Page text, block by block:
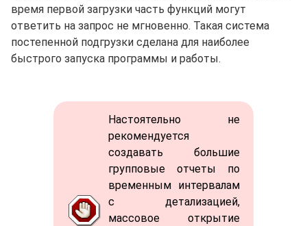
время первой загрузки часть функций могут
ответить на запрос не мгновенно. Такая система
постепенной подгрузки сделана для наиболее
быстрого запуска программы и работы.
Настоятельно не
рекомендуется
создавать большие
групповые отчеты по
временным интервалам
с детализацией,
массовое открытие